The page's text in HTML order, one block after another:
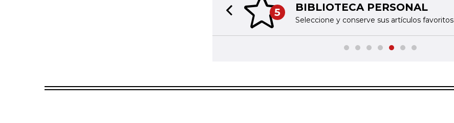
5 BIBLIOTECA PERSONAL
Seleccione y conserve sus artículos favoritos
Previous slide